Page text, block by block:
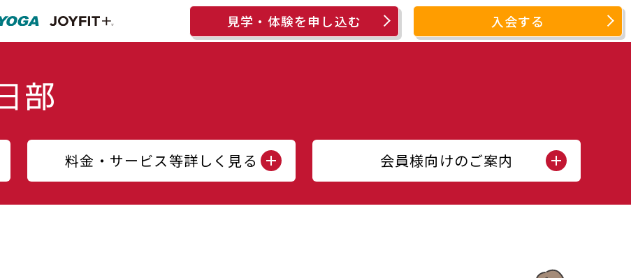
見学・体験を申し込む 入会する
料金・サービス等詳しく見る 会員様向けのご案内